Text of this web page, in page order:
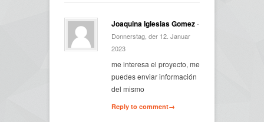
Joaquina Iglesias Gomez-
Donnerstag, der 12. Januar
2023
me interesa el proyecto, me
puedes enviar información
del mismo
Reply to comment→